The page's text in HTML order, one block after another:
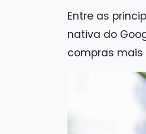
Entre as
nativa do
compras mais